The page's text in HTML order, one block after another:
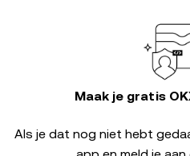
Maak je gratis
Als je dat nog niet hebt